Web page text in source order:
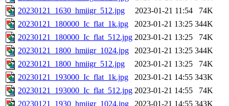
20230121_1630_hmiigr_512.jpg
2023-01-21 11:54
74K
20230121_180000_Ic_flat_1k.jpg
2023-01-21 13:25 344K
20230121_180000_Ic_flat_512.jpg 2023-01-21 13:25
74K
20230121_1800_hmiigr_1024.jpg
2023-01-21 13:25 344K
20230121_1800_hmiigr_512.jpg
2023-01-21 13:25
74K
20230121_193000_Ic_flat_1k.jpg
2023-01-21 14:55 343K
20230121_193000_Ic_flat_512.jpg 2023-01-21 14:55
74K
20230121_1930_hmiigr_1024.jpg
2023-01-21 14:55 343K